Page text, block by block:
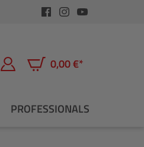
0,00 €*
Warenkorb enthält 0
PROFESSIONALS